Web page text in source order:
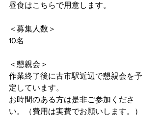
昼食はこちらで用意します。
＜募集人数＞
10名
＜懇親会＞
作業終了後に古市駅近辺で懇親会を予
定しています。
お時間のある方は是非ご参加くださ
い。（費用は実費でお願いします。）